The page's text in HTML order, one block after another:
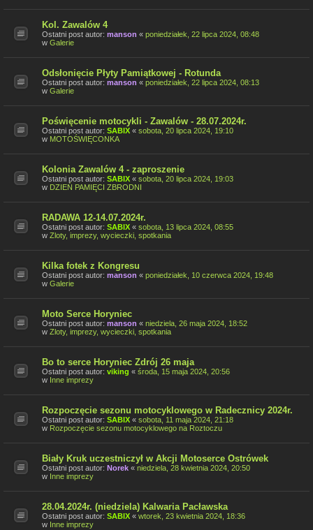
Kol. Zawalów 4
Ostatni post autor: manson « poniedziałek, 22 lipca 2024, 08:48
w Galerie
Odsłonięcie Płyty Pamiątkowej - Rotunda
Ostatni post autor: manson « poniedziałek, 22 lipca 2024, 08:13
w Galerie
Poświęcenie motocykli - Zawalów - 28.07.2024r.
Ostatni post autor: SABIX « sobota, 20 lipca 2024, 19:10
w MOTOŚWIĘCONKA
Kolonia Zawalów 4 - zaproszenie
Ostatni post autor: SABIX « sobota, 20 lipca 2024, 19:03
w DZIEŃ PAMIĘCI ZBRODNI
RADAWA 12-14.07.2024r.
Ostatni post autor: SABIX « sobota, 13 lipca 2024, 08:55
w Zloty, imprezy, wycieczki, spotkania
Kilka fotek z Kongresu
Ostatni post autor: manson « poniedziałek, 10 czerwca 2024, 19:48
w Galerie
Moto Serce Horyniec
Ostatni post autor: manson « niedziela, 26 maja 2024, 18:52
w Zloty, imprezy, wycieczki, spotkania
Bo to serce Horyniec Zdrój 26 maja
Ostatni post autor: viking « środa, 15 maja 2024, 20:56
w Inne imprezy
Rozpoczęcie sezonu motocyklowego w Radecznicy 2024r.
Ostatni post autor: SABIX « sobota, 11 maja 2024, 21:18
w Rozpoczęcie sezonu motocyklowego na Roztoczu
Biały Kruk uczestniczył w Akcji Motoserce Ostrówek
Ostatni post autor: Norek « niedziela, 28 kwietnia 2024, 20:50
w Inne imprezy
28.04.2024r. (niedziela) Kalwaria Pacławska
Ostatni post autor: SABIX « wtorek, 23 kwietnia 2024, 18:36
w Inne imprezy